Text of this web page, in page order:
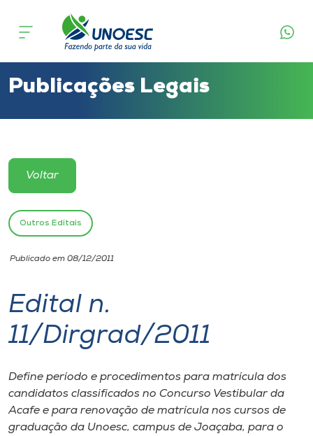
Cursos
Atendimento ao Estudante
Portal de Ensino
Unoesc
Internacionalização
I.nova
Diplomados
Cultura
Publicações Legais
Voltar
Outros Editais
Publicado em 08/12/2011
Edital n.
11/Dirgrad/2011
Define período e procedimentos para matrícula dos
candidatos classificados no Concurso Vestibular da
Acafe e para renovação de matrícula nos cursos de
graduação da Unoesc, campus de Joaçaba, para o